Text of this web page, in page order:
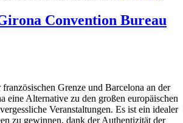
Convention Bureau
Grenze und Barcelona an der
eine Alternative zu den großen europäischen
Veranstaltungen. Es ist ein idealer
zu gewinnen, dank der Authentizität der